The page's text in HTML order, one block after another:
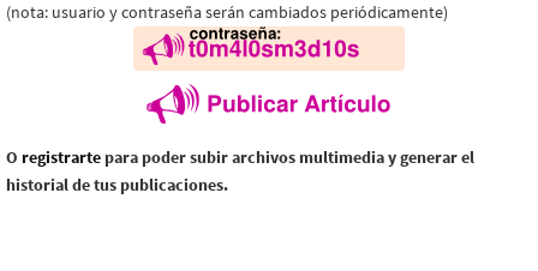
(nota: usuario y contraseña serán cambiados periódicamente)
O registrarte para poder subir archivos multimedia y generar el
historial de tus publicaciones.